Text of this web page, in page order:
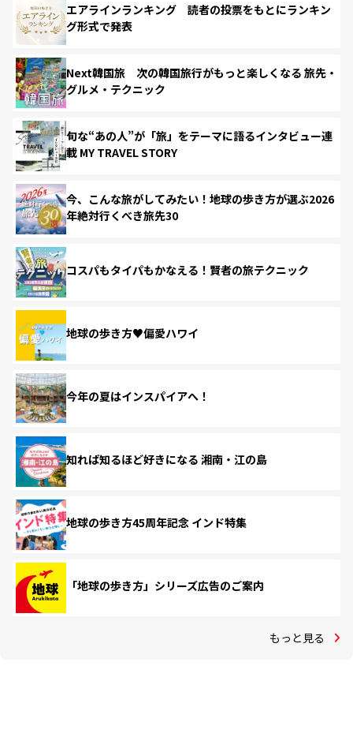
エアラインランキング 読者の投票をもとにランキン
グ形式で発表
Next韓国旅 次の韓国旅行がもっと楽しくなる 旅先・
グルメ・テクニック
旬な“あの人”が「旅」をテーマに語るインタビュー連
載 MY TRAVEL STORY
今、こんな旅がしてみたい！地球の歩き方が選ぶ2026
年絶対行くべき旅先30
コスパもタイパもかなえる！賢者の旅テクニック
地球の歩き方♥偏愛ハワイ
今年の夏はインスパイアへ！
知れば知るほど好きになる 湘南・江の島
地球の歩き方45周年記念 インド特集
「地球の歩き方」シリーズ広告のご案内
もっと見る